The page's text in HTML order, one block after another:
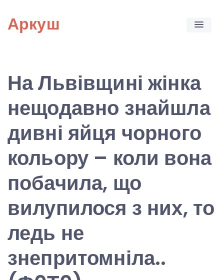
content
Аркуш
На Львівщині жінка
нещодавно знайшла
дивні яйця чорного
кольору – коли вона
побачила, що
вилупилося з них, то
ледь не
знепритомніла..